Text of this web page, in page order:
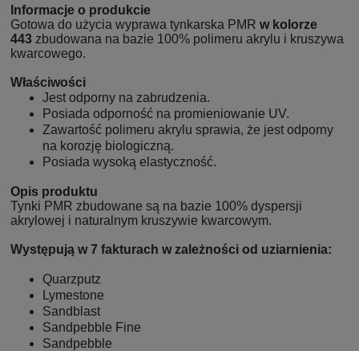
Informacje o produkcie
Gotowa do użycia wyprawa tynkarska PMR w kolorze
443 zbudowana na bazie 100% polimeru akrylu i kruszywa
kwarcowego.
Właściwości
Jest odporny na zabrudzenia.
Posiada odporność na promieniowanie UV.
Zawartość polimeru akrylu sprawia, że jest odporny
na korozję biologiczną.
Posiada wysoką elastyczność.
Opis produktu
Tynki PMR zbudowane są na bazie 100% dyspersji
akrylowej i naturalnym kruszywie kwarcowym.
Występują w 7 fakturach w zależności od uziarnienia:
Quarzputz
Lymestone
Sandblast
Sandpebble Fine
Sandpebble